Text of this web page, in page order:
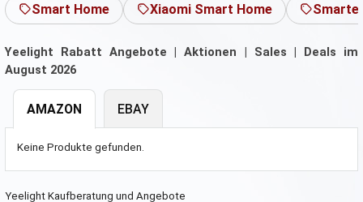
Smart Home Xiaomi Smart Home Smarte
Yeelight Rabatt Angebote | Aktionen | Sales | Deals im
August 2026
AMAZON
Keine Produkte gefunden.
EBAY
Yeelight Kaufberatung und Angebote